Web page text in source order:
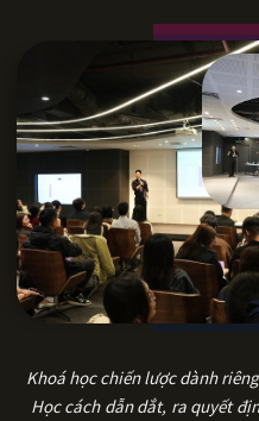
Khoá học chiến lược dành
Học cách dẫn dắt, ra quyết